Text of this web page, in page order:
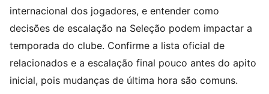
internacional dos jogadores, e entender como
decisões de escalação na Seleção podem impactar a
temporada do clube. Confirme a lista oficial de
relacionados e a escalação final pouco antes do apito
inicial, pois mudanças de última hora são comuns.